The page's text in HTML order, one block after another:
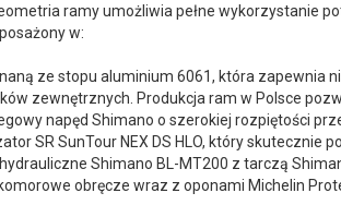
ramy umożliwia pełne wykorzystanie
w:
ze stopu aluminium 6061, która zapewnia
zewnętrznych. Produkcja ram w Polsce
napęd Shimano o szerokiej rozpiętości
SR SunTour NEX DS HLO, który
Shimano BL-MT200 z tarczą
obręcze wraz z oponami Michelin